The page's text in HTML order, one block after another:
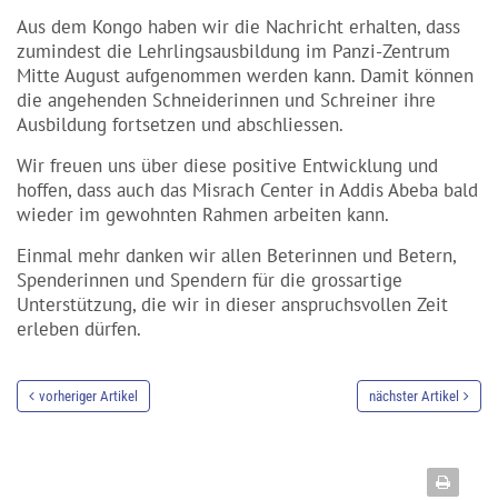
Aus dem Kongo haben wir die Nachricht erhalten, dass
zumindest die Lehrlingsausbildung im Panzi-Zentrum
Mitte August aufgenommen werden kann. Damit können
die angehenden Schneiderinnen und Schreiner ihre
Ausbildung fortsetzen und abschliessen.
Wir freuen uns über diese positive Entwicklung und
hoffen, dass auch das Misrach Center in Addis Abeba bald
wieder im gewohnten Rahmen arbeiten kann.
Einmal mehr danken wir allen Beterinnen und Betern,
Spenderinnen und Spendern für die grossartige
Unterstützung, die wir in dieser anspruchsvollen Zeit
erleben dürfen.
vorheriger Artikel nächster Artikel